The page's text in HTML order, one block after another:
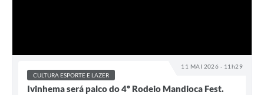
11 MAI 2026 - 11h29
CULTURA ESPORTE E LAZER
Ivinhema será palco do 4º Rodeio Mandioca Fest.